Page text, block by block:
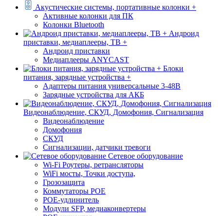
Акустические системы, портативные колонки +
Активные колонки для ПК
Колонки Bluetooth
Андроид
приставки, медиаплееры, ТВ +
Андроид приставки
Медиаплееры ANYCAST
Блоки
питания, зарядные устройства +
Адаптеры питания универсальные 3-48В
Зарядные устройства для АКБ
Видеонаблюдение, СКУД, Домофония, Сигнализация
Видеонаблюдение
Домофония
СКУД
Сигнализации, датчики тревоги
Сетевое оборудование
Wi-Fi Роутеры, ретрансляторы
WiFi мосты, Точки доступа,
Грозозащита
Коммутаторы POE
POE-удлинитель
Модули SFP, медиаконвертеры